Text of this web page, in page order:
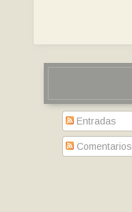
Entradas
Comentarios